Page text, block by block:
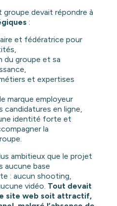
devait répondre à
:
et fédératrice pour
du groupe et sa
et expertises
marque employeur
candidatures en ligne,
identité forte et
la
ambitieux que le projet
aucune base
: aucun shooting,
vidéo. Tout devait
site web soit attractif,